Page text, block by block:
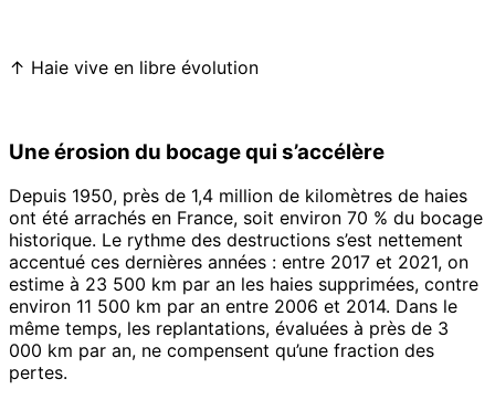
↑ Haie vive en libre évolution
Une érosion du bocage qui s’accélère
Depuis 1950, près de 1,4 million de kilomètres de haies
ont été arrachés en France, soit environ 70 % du bocage
historique. Le rythme des destructions s’est nettement
accentué ces dernières années : entre 2017 et 2021, on
estime à 23 500 km par an les haies supprimées, contre
environ 11 500 km par an entre 2006 et 2014. Dans le
même temps, les replantations, évaluées à près de 3
000 km par an, ne compensent qu’une fraction des
pertes.